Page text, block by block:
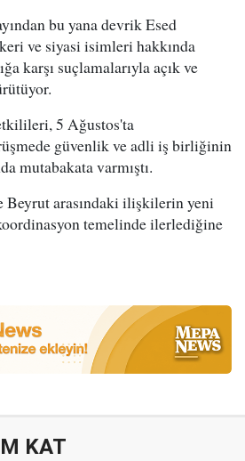
bu yana devrik Esed
ve siyasi isimleri hakkında
karşı suçlamalarıyla açık ve
5 Ağustos'ta
güvenlik ve adli iş birliğinin
mutabakata varmıştı.
Beyrut arasındaki ilişkilerin yeni
temelinde ilerlediğine
KAT